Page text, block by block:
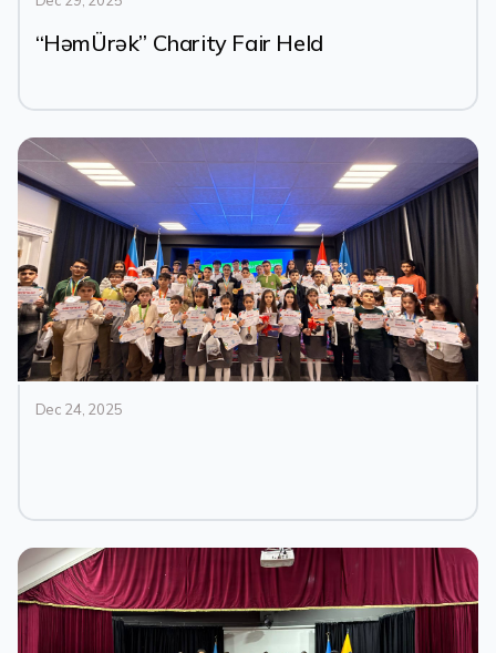
“HəmÜrək” Charity Fair Held
Dec 24, 2025